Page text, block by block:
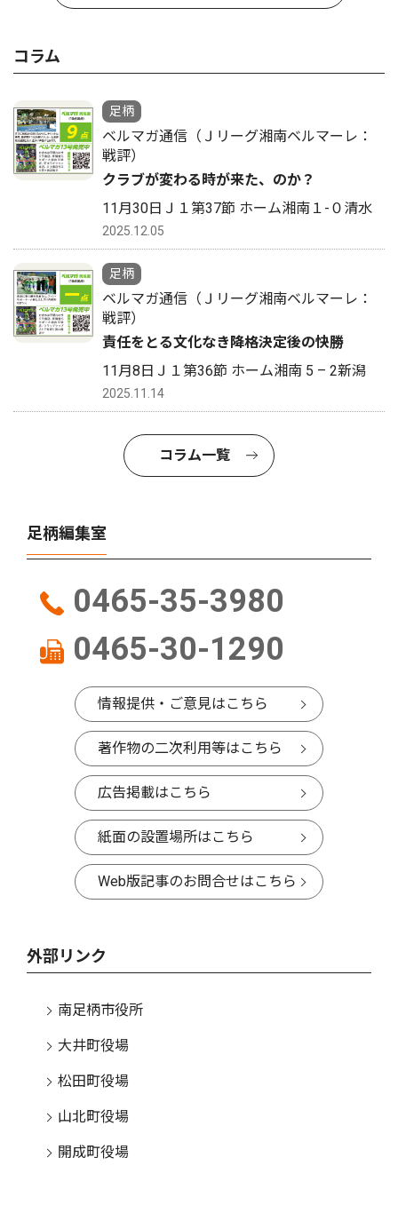
コラム
足柄
ベルマガ通信（Ｊリーグ湘南ベルマーレ：
戦評）
クラブが変わる時が来た、のか？
11月30日Ｊ１第37節 ホーム湘南１-０清水
2025.12.05
足柄
ベルマガ通信（Ｊリーグ湘南ベルマーレ：
戦評）
責任をとる文化なき降格決定後の快勝
11月8日Ｊ１第36節 ホーム湘南 5 – 2新潟
2025.11.14
コラム一覧
足柄編集室
0465-35-3980
0465-30-1290
情報提供・ご意見はこちら
著作物の二次利用等はこちら
広告掲載はこちら
紙面の設置場所はこちら
Web版記事のお問合せはこちら
外部リンク
南足柄市役所
大井町役場
松田町役場
山北町役場
開成町役場